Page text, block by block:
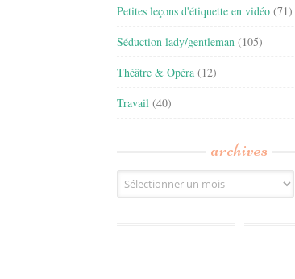
Petites leçons d'étiquette en vidéo (71)
Séduction lady/gentleman (105)
Théâtre & Opéra (12)
Travail (40)
archives
Archives